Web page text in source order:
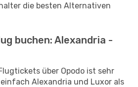
die besten Alternativen
buchen: Alexandria -
über Opodo ist sehr
Alexandria und Luxor als